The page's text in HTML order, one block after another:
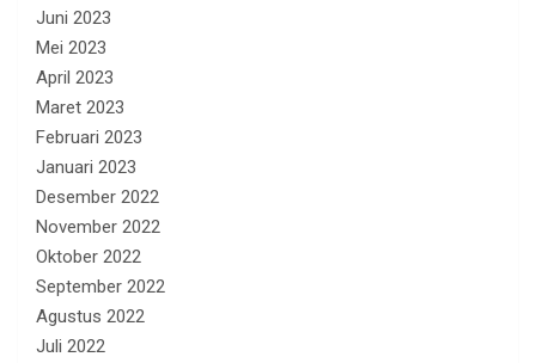
Juni 2023
Mei 2023
April 2023
Maret 2023
Februari 2023
Januari 2023
Desember 2022
November 2022
Oktober 2022
September 2022
Agustus 2022
Juli 2022